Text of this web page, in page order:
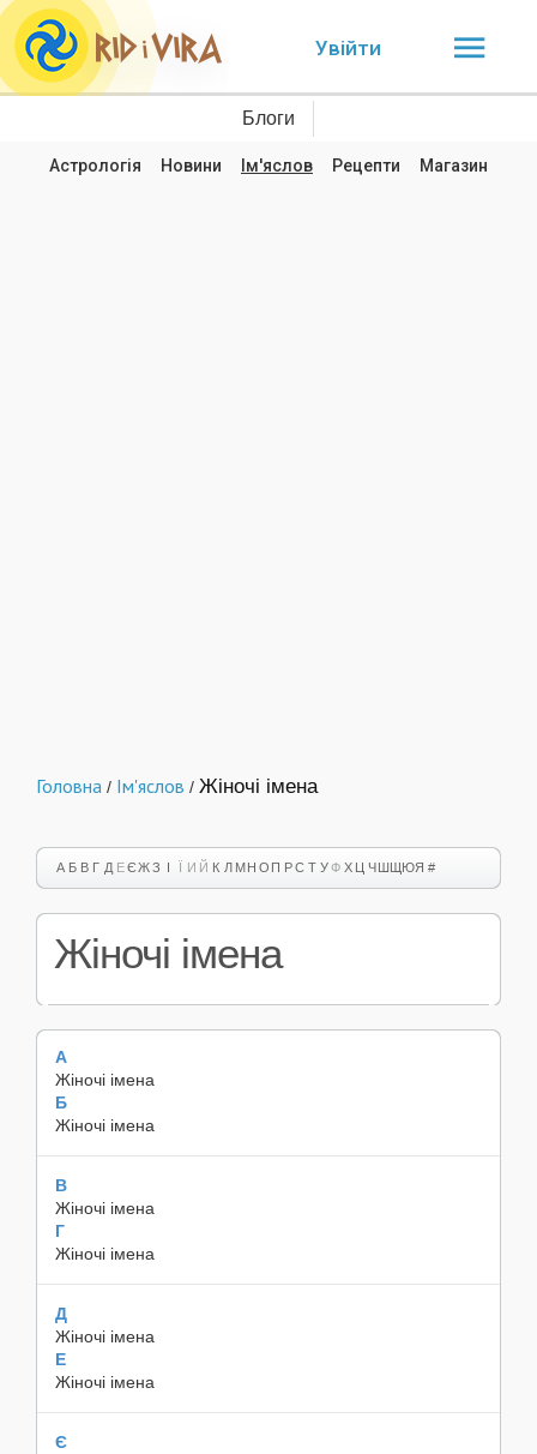
Увійти
Блоги
Астрологія Новини Ім'яслов Рецепти Магазин
Головна / Ім'яслов / Жіночі імена
А Б В Г Д Е ЄЖЗ І Ї И Й К Л М Н О П Р С Т У Ф Х Ц Ч ШЩЮЯ #
Жіночі імена
А
Жіночі імена
Б
Жіночі імена
В
Жіночі імена
Г
Жіночі імена
Д
Жіночі імена
Е
Жіночі імена
Є